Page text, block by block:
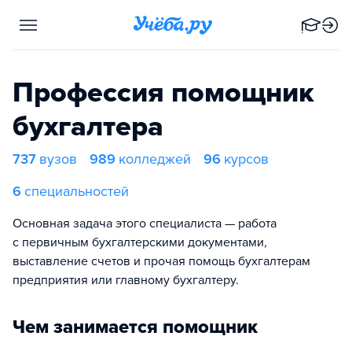
Профессия помощник
бухгалтера
737 вузов 989 колледжей 96 курсов
6 специальностей
Основная задача этого специалиста — работа
с первичным бухгалтерскими документами,
выставление счетов и прочая помощь бухгалтерам
предприятия или главному бухгалтеру.
Чем занимается помощник